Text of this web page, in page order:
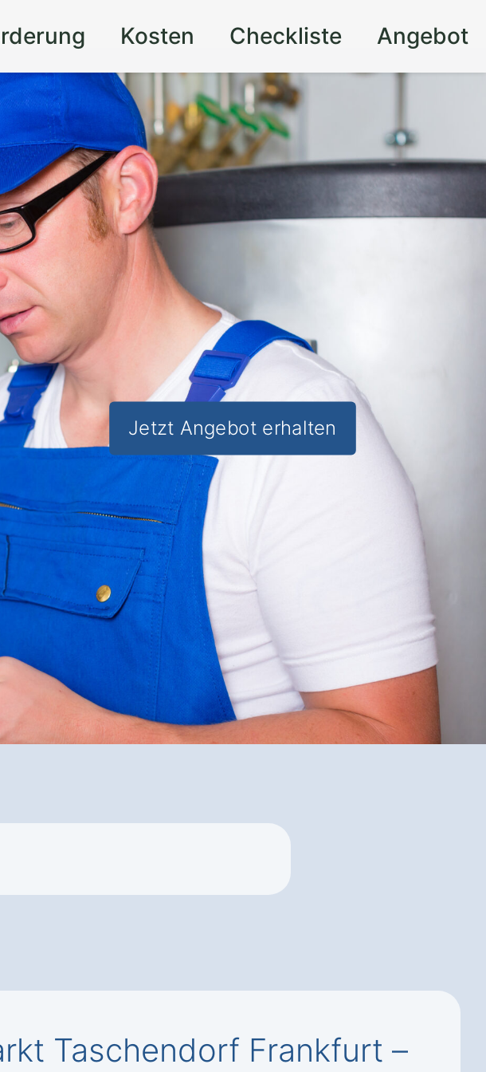
Kosten Checkliste Angebot
.
und
Jetzt Angebot erhalten
Taschendorf Frankfurt –